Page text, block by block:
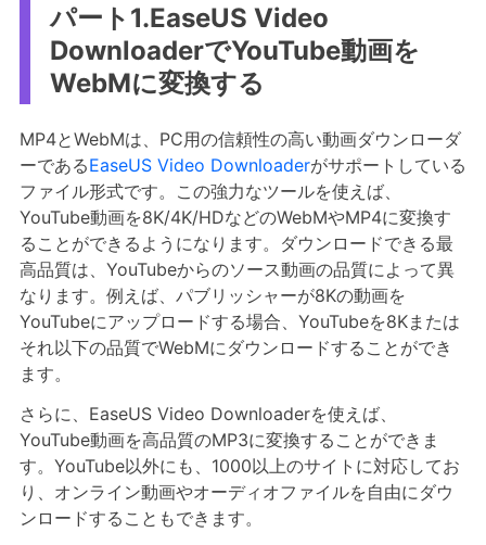
パート1.EaseUS Video
DownloaderでYouTube動画を
WebMに変換する
MP4とWebMは、PC用の信頼性の高い動画ダウンローダ
ーであるEaseUS Video Downloaderがサポートしている
ファイル形式です。この強力なツールを使えば、
YouTube動画を8K/4K/HDなどのWebMやMP4に変換す
ることができるようになります。ダウンロードできる最
高品質は、YouTubeからのソース動画の品質によって異
なります。例えば、パブリッシャーが8Kの動画を
YouTubeにアップロードする場合、YouTubeを8Kまたは
それ以下の品質でWebMにダウンロードすることができ
ます。
さらに、EaseUS Video Downloaderを使えば、
YouTube動画を高品質のMP3に変換することができま
す。YouTube以外にも、1000以上のサイトに対応してお
り、オンライン動画やオーディオファイルを自由にダウ
ンロードすることもできます。